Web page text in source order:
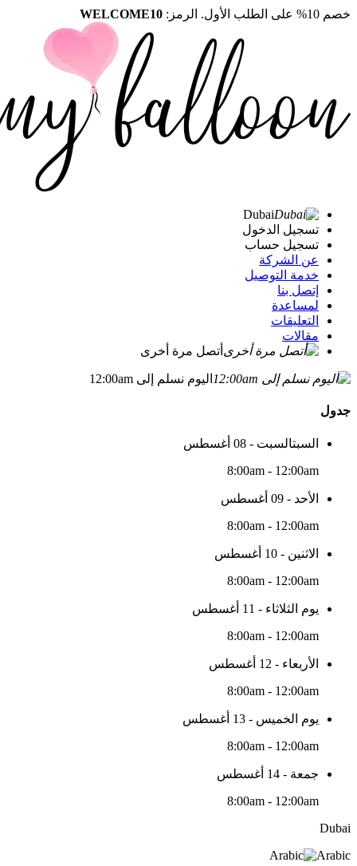
خصم 10% على الطلب الأول. الرمز: WELCOME10
Dubai
تسجيل الدخول
تسجيل حساب
عن الشركة
خدمة التوصيل
إتصل بنا
لمساعدة
التعليقات
مقالات
أتصل مرة أخرى
اليوم نسلم إلى 12:00am
جدول
السبتالسبت - 08 أغسطس
8:00am - 12:00am
الأحد - 09 أغسطس
8:00am - 12:00am
الاثنين - 10 أغسطس
8:00am - 12:00am
يوم الثلاثاء - 11 أغسطس
8:00am - 12:00am
الأربعاء - 12 أغسطس
8:00am - 12:00am
يوم الخميس - 13 أغسطس
8:00am - 12:00am
جمعة - 14 أغسطس
8:00am - 12:00am
Dubai
Arabic